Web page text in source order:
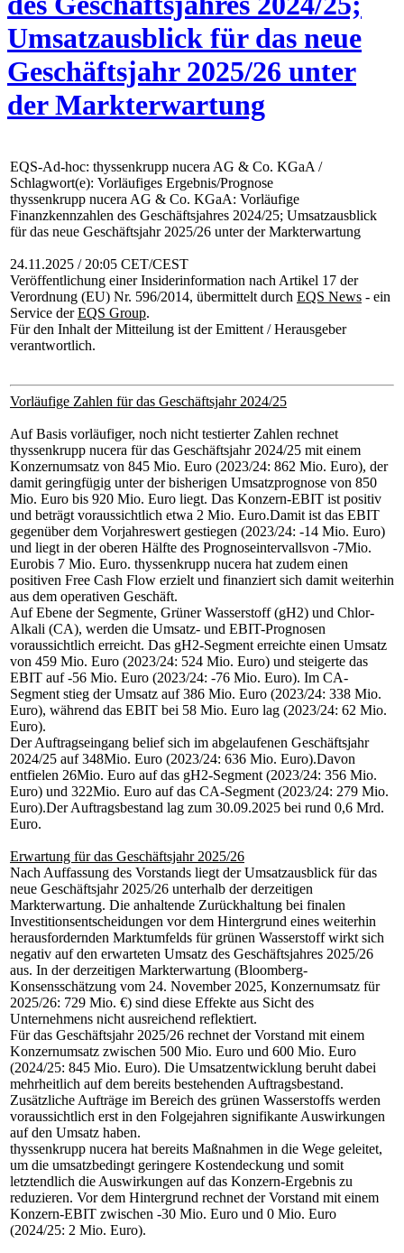
Umsatzausblick für das neue
Geschäftsjahr 2025/26 unter
der Markterwartung
EQS-Ad-hoc: thyssenkrupp nucera AG & Co. KGaA /
Schlagwort(e): Vorläufiges Ergebnis/Prognose
thyssenkrupp nucera AG & Co. KGaA: Vorläufige
Finanzkennzahlen des Geschäftsjahres 2024/25; Umsatzausblick
für das neue Geschäftsjahr 2025/26 unter der Markterwartung
24.11.2025 / 20:05 CET/CEST
Veröffentlichung einer Insiderinformation nach Artikel 17 der
Verordnung (EU) Nr. 596/2014, übermittelt durch EQS News - ein
Service derEQS Group.
Für den Inhalt der Mitteilung ist der Emittent / Herausgeber
verantwortlich.
Vorläufige Zahlen für das Geschäftsjahr 2024/25
Auf Basis vorläufiger, noch nicht testierter Zahlen rechnet
thyssenkrupp nucera für das Geschäftsjahr 2024/25 mit einem
Konzernumsatz von 845 Mio. Euro (2023/24: 862 Mio. Euro), der
damit geringfügig unter der bisherigen Umsatzprognose von 850
Mio. Euro bis 920 Mio. Euro liegt. Das Konzern-EBIT ist positiv
und beträgt voraussichtlich etwa 2 Mio. Euro.Damit ist das EBIT
gegenüber dem Vorjahreswert gestiegen (2023/24: -14 Mio. Euro)
und liegt in der oberen Hälfte des Prognoseintervallsvon -7Mio.
Eurobis 7 Mio. Euro. thyssenkrupp nucera hat zudem einen
positiven Free Cash Flow erzielt und finanziert sich damit weiterhin
aus dem operativen Geschäft.
Auf Ebene der Segmente, Grüner Wasserstoff (gH2) und Chlor-
Alkali (CA), werden die Umsatz- und EBIT-Prognosen
voraussichtlich erreicht. Das gH2-Segment erreichte einen Umsatz
von 459 Mio. Euro (2023/24: 524 Mio. Euro) und steigerte das
EBIT auf -56 Mio. Euro (2023/24: -76 Mio. Euro). Im CA-
Segment stieg der Umsatz auf 386 Mio. Euro (2023/24: 338 Mio.
Euro), während das EBIT bei 58 Mio. Euro lag (2023/24: 62 Mio.
Euro).
Der Auftragseingang belief sich im abgelaufenen Geschäftsjahr
2024/25 auf 348Mio. Euro (2023/24: 636 Mio. Euro).Davon
entfielen 26Mio. Euro auf das gH2-Segment (2023/24: 356 Mio.
Euro) und 322Mio. Euro auf das CA-Segment (2023/24: 279 Mio.
Euro).Der Auftragsbestand lag zum 30.09.2025 bei rund 0,6 Mrd.
Euro.
Erwartung für das Geschäftsjahr 2025/26
Nach Auffassung des Vorstands liegt der Umsatzausblick für das
neue Geschäftsjahr 2025/26 unterhalb der derzeitigen
Markterwartung. Die anhaltende Zurückhaltung bei finalen
Investitionsentscheidungen vor dem Hintergrund eines weiterhin
herausfordernden Marktumfelds für grünen Wasserstoff wirkt sich
negativ auf den erwarteten Umsatz des Geschäftsjahres 2025/26
aus. In der derzeitigen Markterwartung (Bloomberg-
Konsensschätzung vom 24. November 2025, Konzernumsatz für
2025/26: 729 Mio. €) sind diese Effekte aus Sicht des
Unternehmens nicht ausreichend reflektiert.
Für das Geschäftsjahr 2025/26 rechnet der Vorstand mit einem
Konzernumsatz zwischen 500 Mio. Euro und 600 Mio. Euro
(2024/25: 845 Mio. Euro). Die Umsatzentwicklung beruht dabei
mehrheitlich auf dem bereits bestehenden Auftragsbestand.
Zusätzliche Aufträge im Bereich des grünen Wasserstoffs werden
voraussichtlich erst in den Folgejahren signifikante Auswirkungen
auf den Umsatz haben.
thyssenkrupp nucera hat bereits Maßnahmen in die Wege geleitet,
um die umsatzbedingt geringere Kostendeckung und somit
letztendlich die Auswirkungen auf das Konzern-Ergebnis zu
reduzieren. Vor dem Hintergrund rechnet der Vorstand mit einem
Konzern-EBIT zwischen -30 Mio. Euro und 0 Mio. Euro
(2024/25: 2 Mio. Euro).